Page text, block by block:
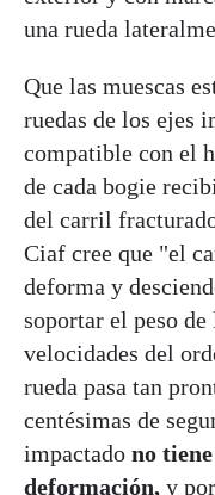
una rueda
Que las muescas
ruedas de los ejes
compatible con el
de cada bogie
del carril
Ciaf cree que "el
deforma y
soportar el peso
velocidades del
rueda pasa tan
centésimas de
impactado no
deformación, y